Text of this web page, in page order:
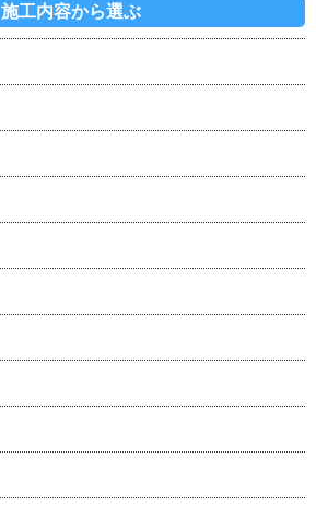
施工内容から選ぶ